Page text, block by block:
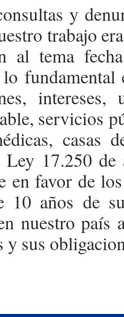
y
trabajo
al tema
servicios
casas
17.250
en favor de
10 años de
nuestro
y sus